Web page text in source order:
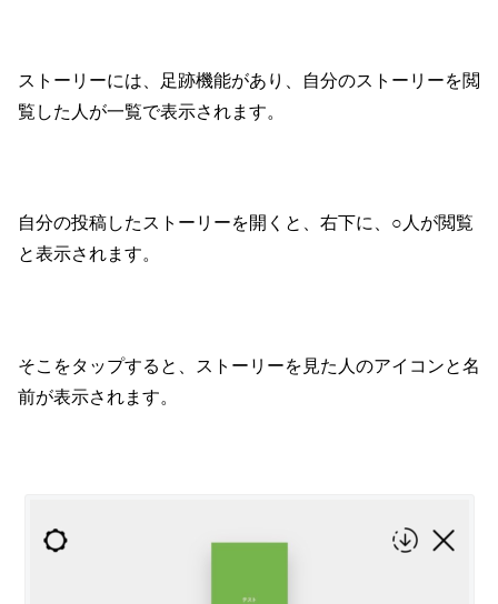
ストーリーには、足跡機能があり、自分のストーリーを閲
覧した人が一覧で表示されます。
自分の投稿したストーリーを開くと、右下に、○人が閲覧
と表示されます。
そこをタップすると、ストーリーを見た人のアイコンと名
前が表示されます。